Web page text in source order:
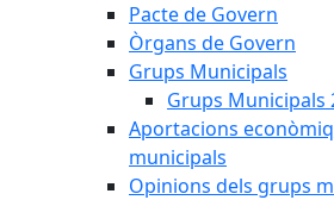
Pacte de Govern
Òrgans de Govern
Grups Municipals
Grups Municipals
Aportacions
municipals
Opinions dels grups